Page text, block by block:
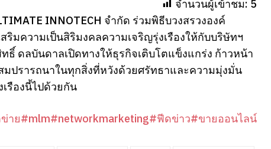
จำนวนผู้เข้าชม: 5
INNOTECH จำกัด ร่วมพิธีบวงสรวงองค์
ริมความเป็นสิริมงคลความเจริญรุ่งเรืองให้กับบริษัทฯ
ดลบันดาลเปิดทางให้ธุรกิจเติบโตแข็งแกร่ง ก้าวหน้า
มปรารถนาในทุกสิ่งที่หวังด้วยศรัทธาและความมุ่งมั่น
รืองนี้ไปด้วยกัน
าย#mlm#networkmarketing#ฟีดข่าว#ขายออนไลน์